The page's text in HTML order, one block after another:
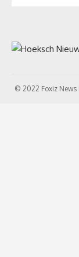
© 2022 Foxiz News